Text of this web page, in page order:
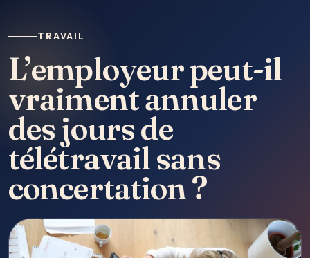
TRAVAIL
L’employeur peut-il
vraiment annuler
des jours de
télétravail sans
concertation ?